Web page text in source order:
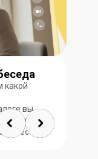
какой
вы
узнаете о
тестов